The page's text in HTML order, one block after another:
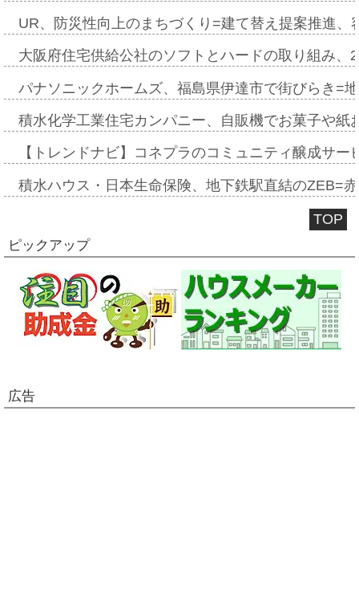
UR、防災性向上のまちづくり=建て替え提案推進
大阪府住宅供給公社のソフトとハードの取り組み
パナソニックホームズ、福島県伊達市で街びらき=
積水化学工業住宅カンパニー、自販機でお菓子や
【トレンドナビ】コネプラのコミュニティ醸成サ
積水ハウス・日本生命保険、地下鉄駅直結のZEB=
TOP
ピックアップ
広告